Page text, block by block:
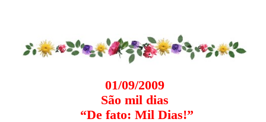
01/09/2009
São mil dias
“De fato: Mil Dias!”